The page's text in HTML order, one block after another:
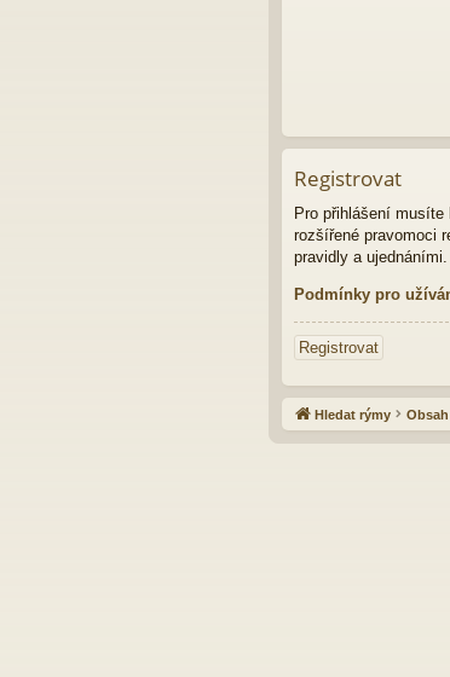
Registrovat
Pro přihlášení
rozšířené pravomoci
pravidly a
Podmínky pro
Registrovat
Hledat rýmy